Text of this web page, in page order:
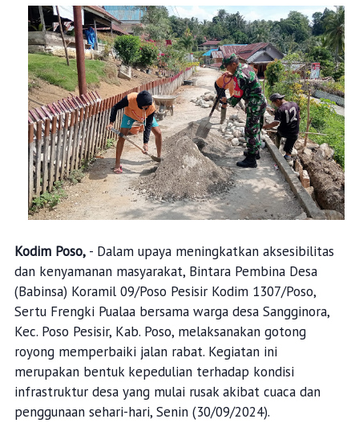
Kodim Poso,- Dalam upaya meningkatkan aksesibilitas
dan kenyamanan masyarakat, Bintara Pembina Desa
(Babinsa) Koramil 09/Poso Pesisir Kodim 1307/Poso,
Sertu Frengki Pualaa bersama warga desa Sangginora,
Kec. Poso Pesisir, Kab. Poso, melaksanakan gotong
royong memperbaiki jalan rabat. Kegiatan ini
merupakan bentuk kepedulian terhadap kondisi
infrastruktur desa yang mulai rusak akibat cuaca dan
penggunaan sehari-hari, Senin (30/09/2024).